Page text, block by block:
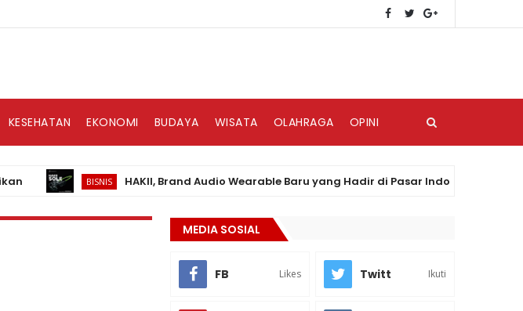
KESEHATAN EKONOMI BUDAYA WISATA OLAHRAGA OPINI
BISNIS HAKII, Brand Audio Wearable Baru yang Hadir di Pasar Indonesia
MEDIA SOSIAL
FB Likes Twitt Ikuti